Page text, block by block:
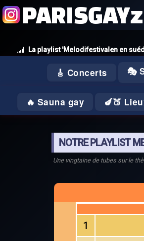
La playlist 'Melodifestivalen en
🎸 Concerts 🎭
🔥 Sauna gay 🍆🍑
NOTRE PLAYLIST
Une vingtaine de tubes sur le
1